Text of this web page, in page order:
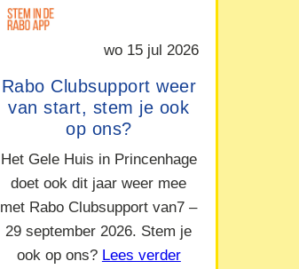
wo 15 jul 2026
Rabo Clubsupport weer
van start, stem je ook
op ons?
Het Gele Huis in Princenhage
doet ook dit jaar weer mee
met Rabo Clubsupport van7 –
29 september 2026. Stem je
ook op ons? Lees verder